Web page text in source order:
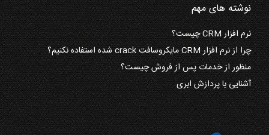
نوشته های مهم
نرم افزار CRM چیست؟
چرا از نرم افزار CRM مایکروسافت crack شده استفاده نکنیم؟
منظور از خدمات پس از فروش چیست؟
آشنایی با پردازش ابری